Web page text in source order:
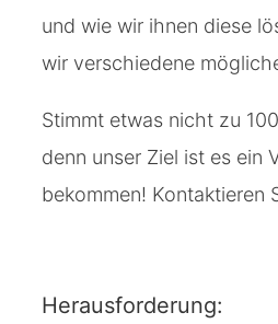
und wie wir ihnen diese
wir verschiedene
Stimmt etwas nicht zu
denn unser Ziel ist es ein
bekommen! Kontaktieren
Herausforderung: